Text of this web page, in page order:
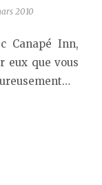
2010
Canapé Inn,
eux que vous